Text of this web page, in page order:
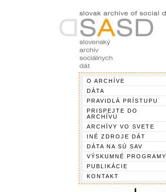
O ARCHÍVE
DÁTA
PRAVIDLÁ PRÍSTUPU
PRISPEJTE DO
ARCHÍVU
ARCHÍVY VO SVETE
INÉ ZDROJE DÁT
DÁTA NA SÚ SAV
VÝSKUMNÉ PROGRAMY
PUBLIKÁCIE
KONTAKT